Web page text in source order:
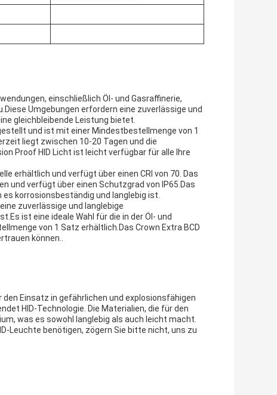
einschließlich Öl- und Gasraffinerie,
Umgebungen erfordern eine zuverlässige und
gleichbleibende Leistung bietet.
und ist mit einer Mindestbestellmenge von 1
liegt zwischen 10-20 Tagen und die
Proof HID Licht ist leicht verfügbar für alle Ihre
erhältlich und verfügt über einen CRI von 70. Das
und verfügt über einen Schutzgrad von IP65.Das
korrosionsbeständig und langlebig ist.
zuverlässige und langlebige
ist eine ideale Wahl für die in der Öl- und
von 1 Satz erhältlich.Das Crown Extra BCD
können..
Einsatz in gefährlichen und explosionsfähigen
HID-Technologie. Die Materialien, die für den
was es sowohl langlebig als auch leicht macht.
Leuchte benötigen, zögern Sie bitte nicht, uns zu